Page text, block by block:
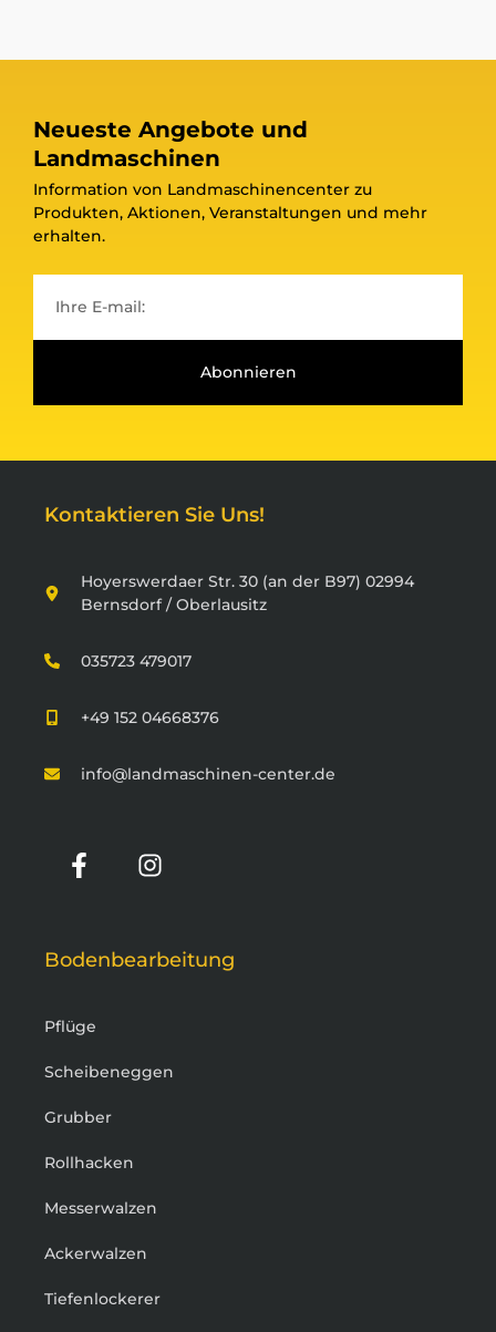
Neueste Angebote und
Landmaschinen
Information von Landmaschinencenter zu
Produkten, Aktionen, Veranstaltungen und mehr
erhalten.
Abonnieren
Kontaktieren Sie Uns!
Hoyerswerdaer Str. 30 (an der B97) 02994
Bernsdorf / Oberlausitz
035723 479017
+49 152 04668376
info@landmaschinen-center.de
Bodenbearbeitung
Pflüge
Scheibeneggen
Grubber
Rollhacken
Messerwalzen
Ackerwalzen
Tiefenlockerer